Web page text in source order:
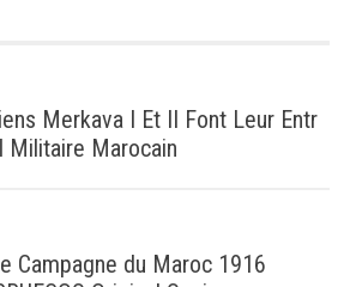
Merkava I Et II Font Leur Entr
Militaire Marocain
Campagne du Maroc 1916